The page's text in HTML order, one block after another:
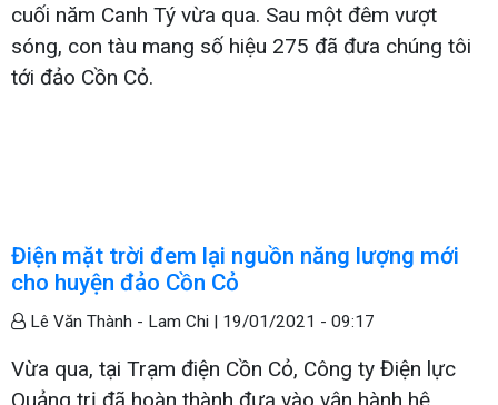
cuối năm Canh Tý vừa qua. Sau một đêm vượt
sóng, con tàu mang số hiệu 275 đã đưa chúng tôi
tới đảo Cồn Cỏ.
Điện mặt trời đem lại nguồn năng lượng mới
cho huyện đảo Cồn Cỏ
Lê Văn Thành - Lam Chi | 19/01/2021 - 09:17
Vừa qua, tại Trạm điện Cồn Cỏ, Công ty Điện lực
Quảng trị đã hoàn thành đưa vào vận hành hệ